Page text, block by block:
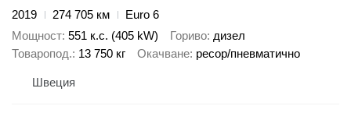
2019
274 705 км
Euro 6
Мощност 551 к.с. (405 kW) Гориво дизел
Товаропод. 13 750 кг Окачване ресор/пневматично
Швеция